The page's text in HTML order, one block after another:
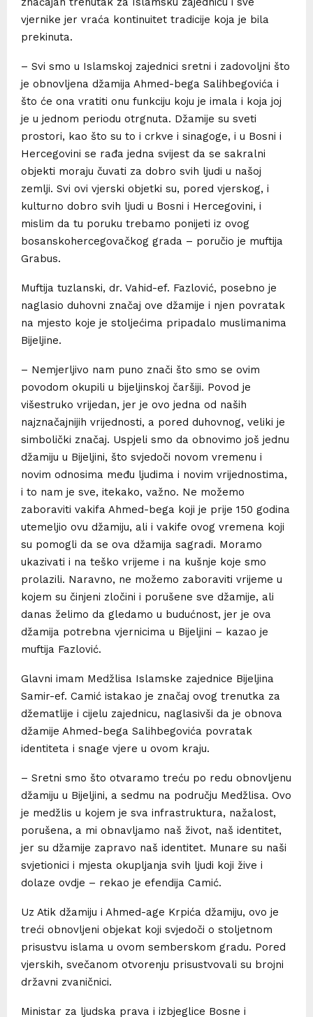
vjernike jer vraća kontinuitet tradicije koja je bila
prekinuta.
– Svi smo u Islamskoj zajednici sretni i zadovoljni što
je obnovljena džamija Ahmed-bega Salihbegovića i
što će ona vratiti onu funkciju koju je imala i koja joj
je u jednom periodu otrgnuta. Džamije su sveti
prostori, kao što su to i crkve i sinagoge, i u Bosni i
Hercegovini se rađa jedna svijest da se sakralni
objekti moraju čuvati za dobro svih ljudi u našoj
zemlji. Svi ovi vjerski objetki su, pored vjerskog, i
kulturno dobro svih ljudi u Bosni i Hercegovini, i
mislim da tu poruku trebamo ponijeti iz ovog
bosanskohercegovačkog grada – poručio je muftija
Grabus.
Muftija tuzlanski, dr. Vahid-ef. Fazlović, posebno je
naglasio duhovni značaj ove džamije i njen povratak
na mjesto koje je stoljećima pripadalo muslimanima
Bijeljine.
– Nemjerljivo nam puno znači što smo se ovim
povodom okupili u bijeljinskoj čaršiji. Povod je
višestruko vrijedan, jer je ovo jedna od naših
najznačajnijih vrijednosti, a pored duhovnog, veliki je
simbolički značaj. Uspjeli smo da obnovimo još jednu
džamiju u Bijeljini, što svjedoči novom vremenu i
novim odnosima među ljudima i novim vrijednostima,
i to nam je sve, itekako, važno. Ne možemo
zaboraviti vakifa Ahmed-bega koji je prije 150 godina
utemeljio ovu džamiju, ali i vakife ovog vremena koji
su pomogli da se ova džamija sagradi. Moramo
ukazivati i na teško vrijeme i na kušnje koje smo
prolazili. Naravno, ne možemo zaboraviti vrijeme u
kojem su činjeni zločini i porušene sve džamije, ali
danas želimo da gledamo u budućnost, jer je ova
džamija potrebna vjernicima u Bijeljini – kazao je
muftija Fazlović.
Glavni imam Medžlisa Islamske zajednice Bijeljina
Samir-ef. Camić istakao je značaj ovog trenutka za
džematlije i cijelu zajednicu, naglasivši da je obnova
džamije Ahmed-bega Salihbegovića povratak
identiteta i snage vjere u ovom kraju.
– Sretni smo što otvaramo treću po redu obnovljenu
džamiju u Bijeljini, a sedmu na području Medžlisa. Ovo
je medžlis u kojem je sva infrastruktura, nažalost,
porušena, a mi obnavljamo naš život, naš identitet,
jer su džamije zapravo naš identitet. Munare su naši
svjetionici i mjesta okupljanja svih ljudi koji žive i
dolaze ovdje – rekao je efendija Camić.
Uz Atik džamiju i Ahmed-age Krpića džamiju, ovo je
treći obnovljeni objekat koji svjedoči o stoljetnom
prisustvu islama u ovom semberskom gradu. Pored
vjerskih, svečanom otvorenju prisustvovali su brojni
državni zvaničnici.
Ministar za ljudska prava i izbjeglice Bosne i